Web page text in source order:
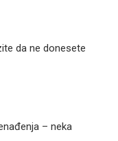
da ne donesete
– neka